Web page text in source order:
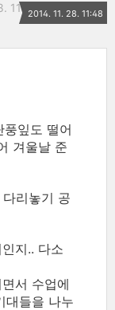
11:482014. 11. 28. 11:48
잎도 떨어
겨울날 준
리놓기 공
지.. 다소
서 수업에
대들을 나누